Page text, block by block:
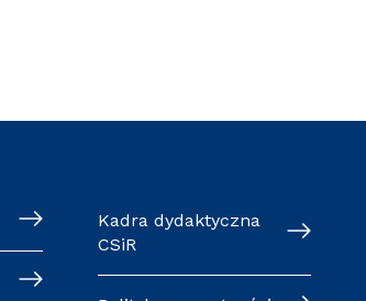
Kadra dydaktyczna
CSiR